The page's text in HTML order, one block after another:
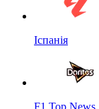
Іспанія
F1 Top News